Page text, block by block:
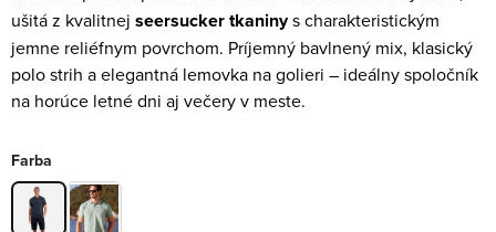
ušitá z kvalitnej seersucker tkaninys charakteristickým
jemne reliéfnym povrchom. Príjemný bavlnený mix, klasický
polo strih a elegantná lemovka na golieri – ideálny spoločník
na horúce letné dni aj večery v meste.
Farba